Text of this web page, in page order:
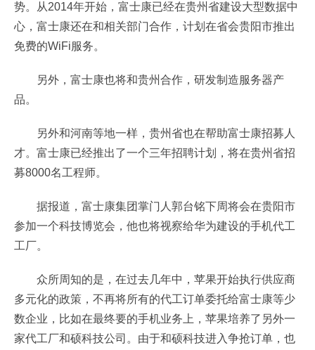
势。从2014年开始，富士康已经在贵州省建设大型数据中
心，富士康还在和相关部门合作，计划在省会贵阳市推出
免费的WiFi服务。
另外，富士康也将和贵州合作，研发制造服务器产
品。
另外和河南等地一样，贵州省也在帮助富士康招募人
才。富士康已经推出了一个三年招聘计划，将在贵州省招
募8000名工程师。
据报道，富士康集团掌门人郭台铭下周将会在贵阳市
参加一个科技博览会，他也将视察给华为建设的手机代工
工厂。
众所周知的是，在过去几年中，苹果开始执行供应商
多元化的政策，不再将所有的代工订单委托给富士康等少
数企业，比如在最终要的手机业务上，苹果培养了另外一
家代工厂和硕科技公司。由于和硕科技进入争抢订单，也